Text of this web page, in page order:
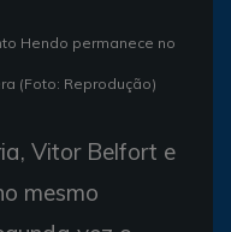
Hendo permanece no
(Foto: Reprodução)
Vitor Belfort e
mesmo